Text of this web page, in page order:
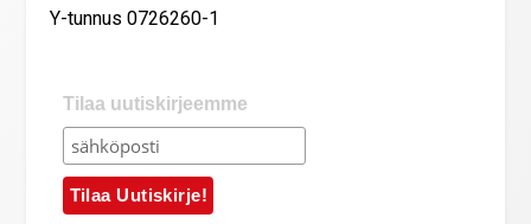
Y-tunnus 0726260-1
Tilaa uutiskirjeemme